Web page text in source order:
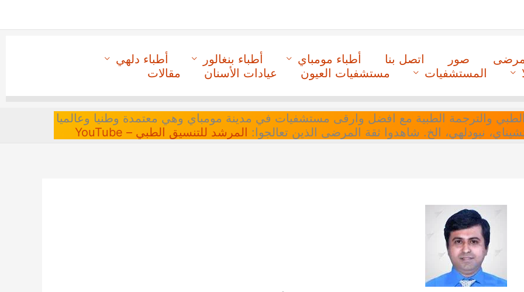
صور اتصل بنا أطباء مومباي أطباء بنغالور
أطباء دلهي
المستشفيات مستشفيات العيون عيادات الأسنان مقالات
الطبي والترجمة الطبية مع افضل وارقى مستشفيات في مدينة مومباي وهي معتمدة وطنيا وعالميا
تشيناي، نيودلهي، الخ. شاهدوا ثقة المرضى الذين تعالجوا: المرشد للتنسيق الطبي – YouTube